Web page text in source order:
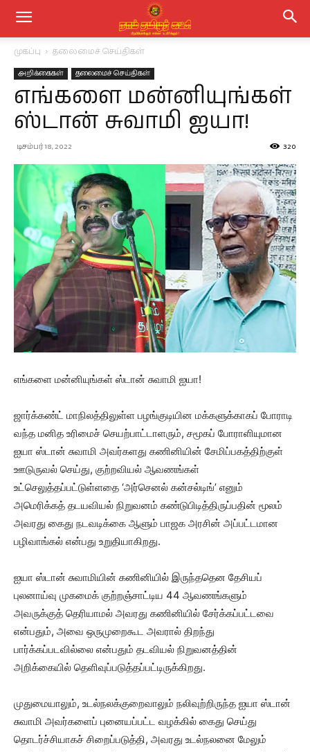
முகப்பு தலைமைச் செய்திகள்
அறிக்கைகள் தலைமைச் செய்திகள்
எங்களை மன்னியுங்கள்
ஸ்டான் சுவாமி ஐயா!
டிசம்பர் 18, 2022 320
எங்களை மன்னியுங்கள் ஸ்டான் சுவாமி ஐயா!
ஜார்க்கண்ட் மாநிலத்திலுள்ள பழங்குடியின மக்களுக்காகப் போராடி
வந்த மனித உரிமைச் செயற்பாட்டாளரும், சமூகப் போராளியுமான
ஐயா ஸ்டான் சுவாமி அவர்களது கணினியின் சேமிப்பகத்திற்குள்
ஊடுருவல் செய்து, குற்றவியல் ஆவணங்கள்
உட்செலுத்தப்பட்டுள்ளதை ‘அர்செனல் கன்சல்டிங்’ எனும்
அமெரிக்கத் தடயவியல் நிறுவனம் கண்டுபிடித்திருப்பதின் மூலம்
அவரது கைது நடவடிக்கை ஆளும் பாஜக அரசின் அப்பட்டமான
பழிவாங்கல் என்பது உறுதியாகிறது.
ஐயா ஸ்டான் சுவாமியின் கணினியில் இருந்ததென தேசியப்
புலனாய்வு முகமைக் குற்றஞ்சாட்டிய 44 ஆவணங்களும்
அவருக்குத் தெரியாமல் அவரது கணினியில் சேர்க்கப்பட்டவை
என்பதும், அவை ஒருமுறைகூட அவரால் திறந்து
பார்க்கப்படவில்லை என்பதும் தடவியல் நிறுவனத்தின்
அறிக்கையில் தெளிவுப்படுத்தப்பட்டிருக்கிறது.
முதுமையாலும், உடல்நலக்குறைவாலும் நலிவுற்றிருந்த ஐயா ஸ்டான்
சுவாமி அவர்களைப் புனையப்பட்ட வழக்கில் கைது செய்து
தொடர்ச்சியாகச் சிறைப்படுத்தி, அவரது உடல்நலனை மேலும்